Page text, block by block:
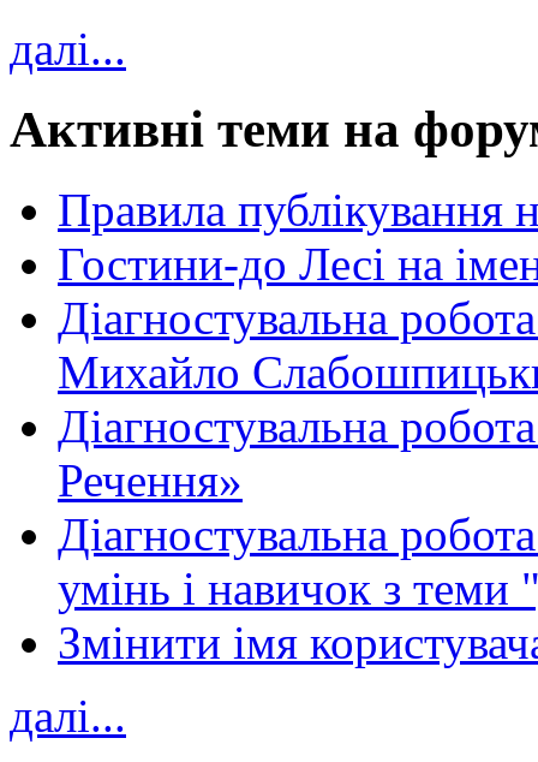
далі...
Активні теми на
Правила публікування
Гостини-до Лесі на
Діагностувальна
Михайло
Діагностувальна
Речення»
Діагностувальна
умінь і навичок з теми
Змінити імя
далі...